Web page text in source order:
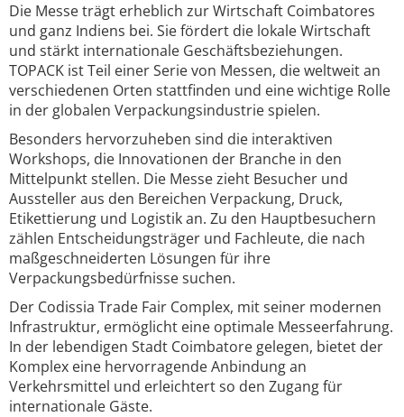
Die Messe trägt erheblich zur Wirtschaft Coimbatores
und ganz Indiens bei. Sie fördert die lokale Wirtschaft
und stärkt internationale Geschäftsbeziehungen.
TOPACK ist Teil einer Serie von Messen, die weltweit an
verschiedenen Orten stattfinden und eine wichtige Rolle
in der globalen Verpackungsindustrie spielen.
Besonders hervorzuheben sind die interaktiven
Workshops, die Innovationen der Branche in den
Mittelpunkt stellen. Die Messe zieht Besucher und
Aussteller aus den Bereichen Verpackung, Druck,
Etikettierung und Logistik an. Zu den Hauptbesuchern
zählen Entscheidungsträger und Fachleute, die nach
maßgeschneiderten Lösungen für ihre
Verpackungsbedürfnisse suchen.
Der Codissia Trade Fair Complex, mit seiner modernen
Infrastruktur, ermöglicht eine optimale Messeerfahrung.
In der lebendigen Stadt Coimbatore gelegen, bietet der
Komplex eine hervorragende Anbindung an
Verkehrsmittel und erleichtert so den Zugang für
internationale Gäste.